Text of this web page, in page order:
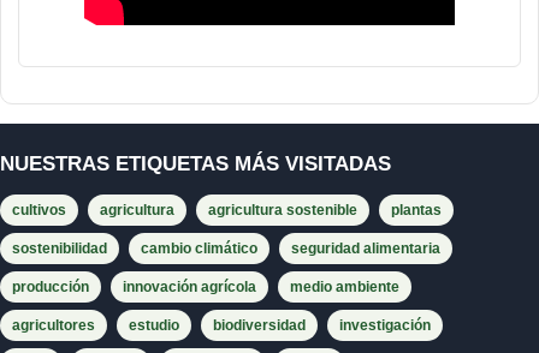
NUESTRAS ETIQUETAS MÁS VISITADAS
cultivos agricultura agricultura sostenible plantas
sostenibilidad cambio climático seguridad alimentaria
producción innovación agrícola medio ambiente
agricultores estudio biodiversidad investigación